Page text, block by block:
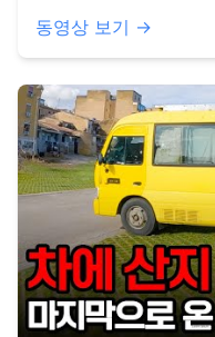
를 타고 세계여행 중입니
형태의 집을 이동하면서
동영상 보기 →